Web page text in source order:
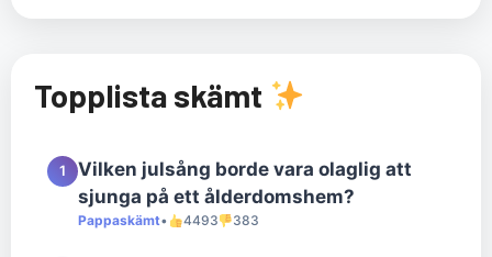
Topplista skämt
1
Vilken julsång borde vara olaglig att
sjunga på ett ålderdomshem?
Pappaskämt• 4493 383